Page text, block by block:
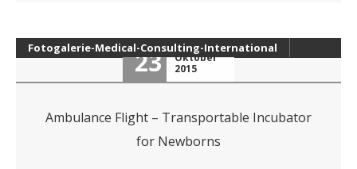
Fotogalerie-Medical-Consulting-International
23
Oktober
2015
Ambulance Flight – Transportable Incubator
for Newborns